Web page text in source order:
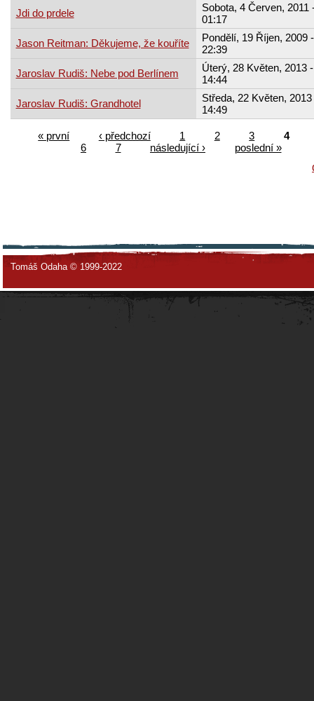
Jdi do prdele
Sobota, 4 Červen, 2011
01:17
Jason Reitman: Děkujeme, že kouříte
Pondělí, 19 Říjen, 2009 -
22:39
Jaroslav Rudiš: Nebe pod Berlínem
Úterý, 28 Květen, 2013 -
14:44
Jaroslav Rudiš: Grandhotel
Středa, 22 Květen, 2013
14:49
« první ‹ předchozí 1 2 3
4
6
7 následující ›
poslední »
Tomáš Odaha © 1999-2022